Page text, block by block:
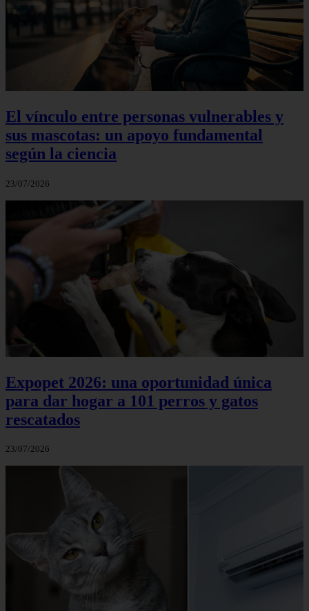
El vínculo entre personas vulnerables y
sus mascotas: un apoyo fundamental
según la ciencia
23/07/2026
Expopet 2026: una oportunidad única
para dar hogar a 101 perros y gatos
rescatados
23/07/2026